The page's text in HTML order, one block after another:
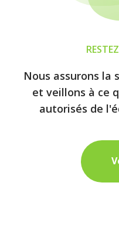
Nous assurons la
et veillons à ce
autorisés de